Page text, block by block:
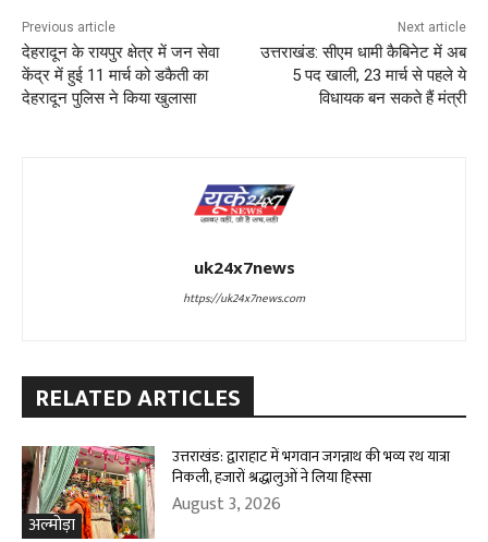
Previous article
देहरादून के रायपुर क्षेत्र में जन सेवा
केंद्र में हुई 11 मार्च को डकैती का
देहरादून पुलिस ने किया खुलासा
Next article
उत्तराखंड: सीएम धामी कैबिनेट में अब
5 पद खाली, 23 मार्च से पहले ये
विधायक बन सकते हैं मंत्री
uk24x7news
https://uk24x7news.com
RELATED ARTICLES
अल्मोड़ा
उत्तराखंड: द्वाराहाट में भगवान जगन्नाथ की भव्य रथ यात्रा
निकली, हजारों श्रद्धालुओं ने लिया हिस्सा
August 3, 2026